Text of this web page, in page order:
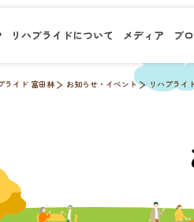
リハプライドについて メディア ブ
ライド 富田林 お知らせ・イベント リハプライ